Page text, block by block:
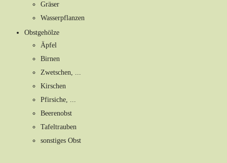
Gräser
Wasserpflanzen
Obstgehölze
Äpfel
Birnen
Zwetschen, ...
Kirschen
Pfirsiche, ...
Beerenobst
Tafeltrauben
sonstiges Obst